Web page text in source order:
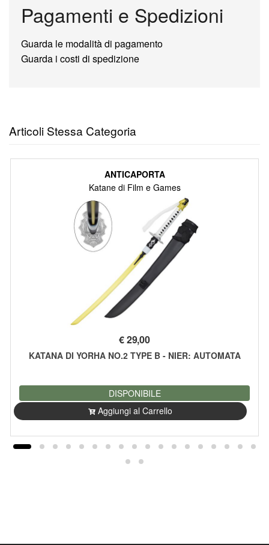
Pagamenti e Spedizioni
Guarda le modalità di pagamento
Guarda i costi di spedizione
Articoli Stessa Categoria
ANTICAPORTA
Katane di Film e Games
€29,00
KATANA DI YORHA NO.2 TYPE B - NIER: AUTOMATA
DISPONIBILE
Aggiungi al Carrello